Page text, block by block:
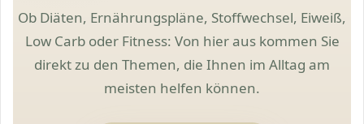
Ob Diäten, Ernährungspläne, Stoffwechsel, Eiweiß,
Low Carb oder Fitness: Von hier aus kommen Sie
direkt zu den Themen, die Ihnen im Alltag am
meisten helfen können.